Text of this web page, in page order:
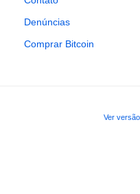
Denúncias
Comprar Bitcoin
Ver